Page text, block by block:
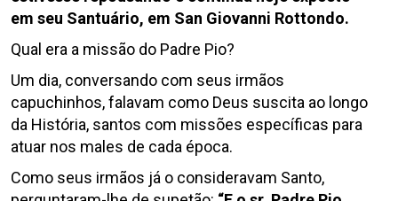
em seu Santuário, em San Giovanni Rottondo.
Qual era a missão do Padre Pio?
Um dia, conversando com seus irmãos
capuchinhos, falavam como Deus suscita ao longo
da História, santos com missões específicas para
atuar nos males de cada época.
Como seus irmãos já o consideravam Santo,